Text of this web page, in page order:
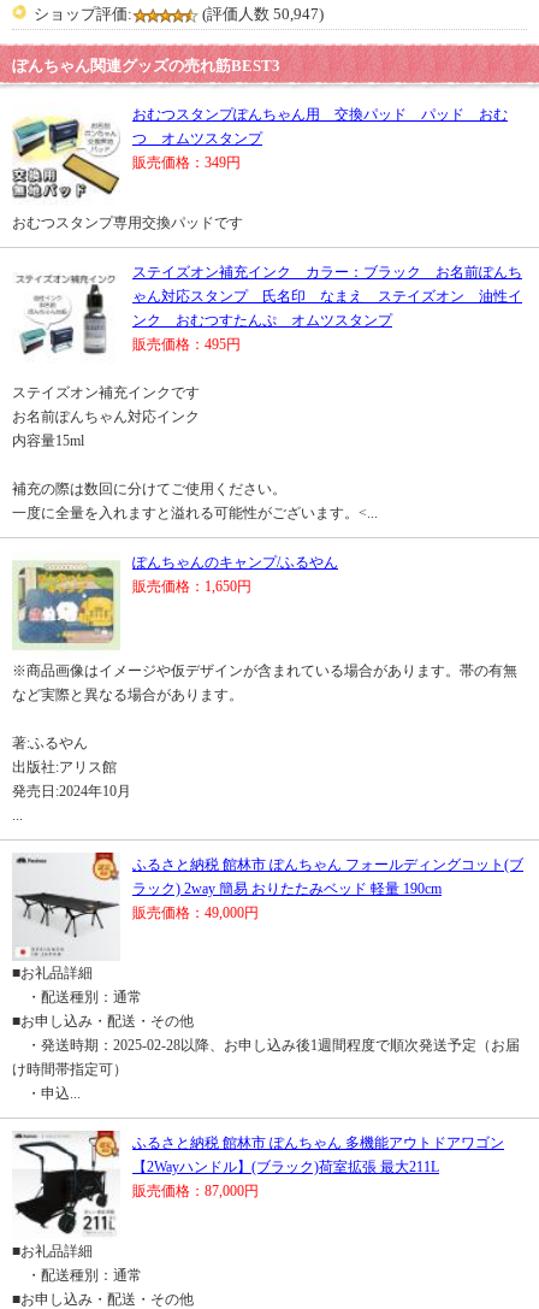
ショップ評価:
(評価人数 50,947)
ぽんちゃん関連グッズの売れ筋BEST3
おむつスタンプぽんちゃん用 交換パッド パッド おむ
つ オムツスタンプ
販売価格：349円
おむつスタンプ専用交換パッドです
ステイズオン補充インク カラー：ブラック お名前ぽんち
ゃん対応スタンプ 氏名印 なまえ ステイズオン 油性イ
ンク おむつすたんぷ オムツスタンプ
販売価格：495円
ステイズオン補充インクです
お名前ぽんちゃん対応インク
内容量15ml
補充の際は数回に分けてご使用ください。
一度に全量を入れますと溢れる可能性がございます。<...
ぽんちゃんのキャンプ/ふるやん
販売価格：1,650円
※商品画像はイメージや仮デザインが含まれている場合があります。帯の有無
など実際と異なる場合があります。
著:ふるやん
出版社:アリス館
発売日:2024年10月
...
ふるさと納税 館林市 ぽんちゃん フォールディングコット(ブ
ラック) 2way 簡易 おりたたみベッド 軽量 190cm
販売価格：49,000円
■お礼品詳細
・配送種別：通常
■お申し込み・配送・その他
・発送時期：2025-02-28以降、お申し込み後1週間程度で順次発送予定（お届
け時間帯指定可）
・申込...
ふるさと納税 館林市 ぽんちゃん 多機能アウトドアワゴン
【2Wayハンドル】(ブラック)荷室拡張 最大211L
販売価格：87,000円
■お礼品詳細
・配送種別：通常
■お申し込み・配送・その他